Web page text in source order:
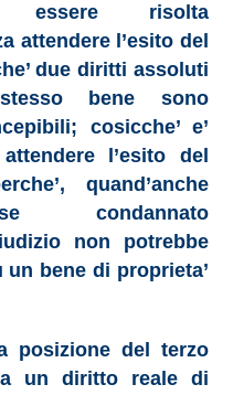
essere risolta
attendere l’esito del
due diritti assoluti
bene sono
cosicche’ e’
l’esito del
quand’anche
condannato
non potrebbe
bene di proprieta’
posizione del terzo
un diritto reale di